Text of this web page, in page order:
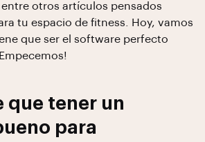
entre otros artículos pensados
tu espacio de fitness. Hoy, vamos
que ser el software perfecto
que tener un
para